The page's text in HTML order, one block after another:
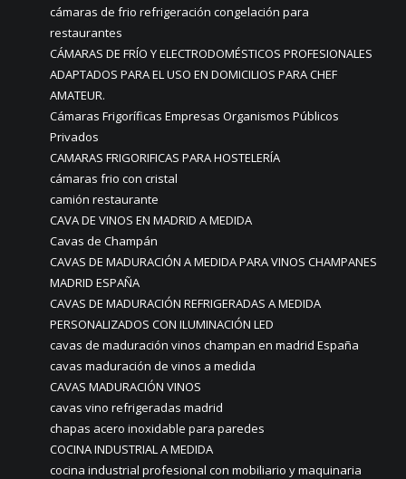
cámaras de frio refrigeración congelación para
restaurantes
CÁMARAS DE FRÍO Y ELECTRODOMÉSTICOS PROFESIONALES
ADAPTADOS PARA EL USO EN DOMICILIOS PARA CHEF
AMATEUR.
Cámaras Frigoríficas Empresas Organismos Públicos
Privados
CAMARAS FRIGORIFICAS PARA HOSTELERÍA
cámaras frio con cristal
camión restaurante
CAVA DE VINOS EN MADRID A MEDIDA
Cavas de Champán
CAVAS DE MADURACIÓN A MEDIDA PARA VINOS CHAMPANES
MADRID ESPAÑA
CAVAS DE MADURACIÓN REFRIGERADAS A MEDIDA
PERSONALIZADOS CON ILUMINACIÓN LED
cavas de maduración vinos champan en madrid España
cavas maduración de vinos a medida
CAVAS MADURACIÓN VINOS
cavas vino refrigeradas madrid
chapas acero inoxidable para paredes
COCINA INDUSTRIAL A MEDIDA
cocina industrial profesional con mobiliario y maquinaria